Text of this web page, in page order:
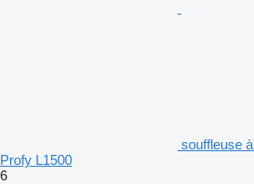
souffleuse
Profy L1500
6